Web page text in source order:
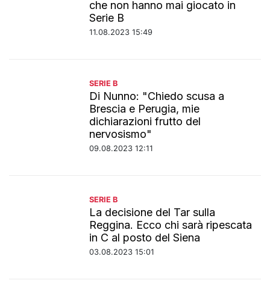
che non hanno mai giocato in
Serie B
11.08.2023 15:49
SERIE B
Di Nunno: "Chiedo scusa a
Brescia e Perugia, mie
dichiarazioni frutto del
nervosismo"
09.08.2023 12:11
SERIE B
La decisione del Tar sulla
Reggina. Ecco chi sarà ripescata
in C al posto del Siena
03.08.2023 15:01